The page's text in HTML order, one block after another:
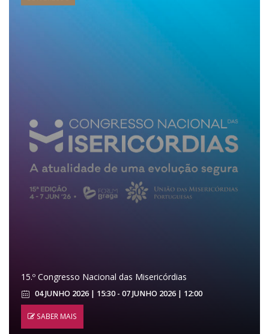
15.º Congresso Nacional das Misericórdias
04 JUNHO 2026 | 15:30 - 07 JUNHO 2026 | 12:00
SABER MAIS